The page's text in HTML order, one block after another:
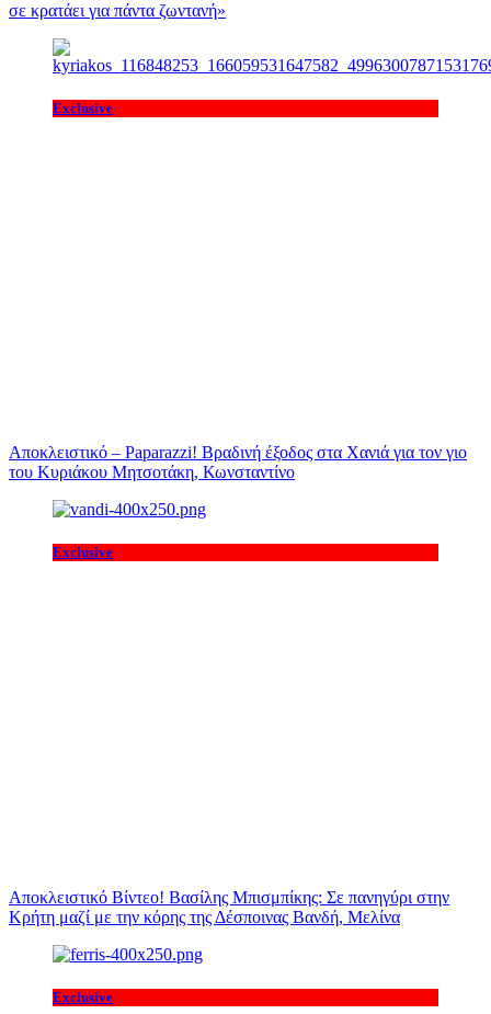
σε κρατάει για πάντα ζωντανή»
Exclusive
Αποκλειστικό – Paparazzi! Βραδινή έξοδος στα Χανιά για τον γιο
του Κυριάκου Μητσοτάκη, Κωνσταντίνο
Exclusive
Αποκλειστικό Βίντεο! Βασίλης Μπισμπίκης: Σε πανηγύρι στην
Κρήτη μαζί με την κόρης της Δέσποινας Βανδή, Μελίνα
Exclusive